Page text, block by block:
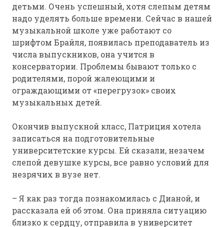
детьми. Очень успешный, хотя слепым детям
надо уделять больше времени. Сейчас в нашей
музыкальной школе уже работают со
шрифтом Брайля, появилась преподаватель из
числа выпускников, она учится в
консерватории. Проблемы бывают только с
родителями, порой жалеющими и
ограждающими от «перегрузок» своих
музыкальных детей.
Окончив выпускной класс, Патриция хотела
записаться на подготовительные
университетские курсы. Ей сказали, незачем
слепой девушке курсы, все равно условий для
незрячих в вузе нет.
– Я как раз тогда познакомилась с Дианой, и
рассказала ей об этом. Она приняла ситуацию
близко к сердцу, отправила в университет